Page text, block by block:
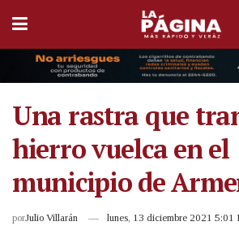
Una rastra que
hierro vuelca en el
municipio de
porJulio Villarán lunes, 13 diciembre 2021 5:01